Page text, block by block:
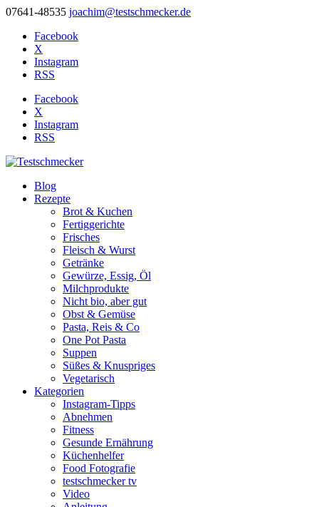
07641-48535 joachim@testschmecker.de
Facebook
X
Instagram
RSS
Facebook
X
Instagram
RSS
Blog
Rezepte
Brot & Kuchen
Fertiggerichte
Frisches
Fleisch & Wurst
Getränke
Gewürze, Essig, Öl
Milchprodukte
Nicht bio, aber gut
Obst & Gemüse
Pasta, Reis & Co
One Pot Pasta
Suppen
Süßes & Knuspriges
Vegetarisch
Kategorien
Instagram-Tipps
Abnehmen
Fitness
Gesunde Ernährung
Küchenhelfer
Food Fotografie
testschmecker tv
Video